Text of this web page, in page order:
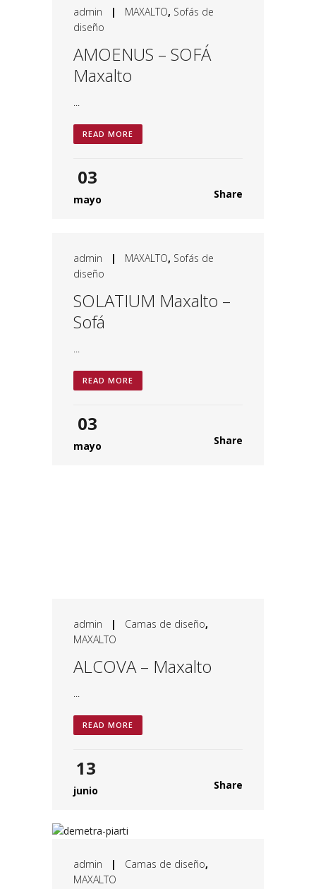
admin | MAXALTO, Sofás de
diseño
AMOENUS – SOFÁ
Maxalto
...
READ MORE
03
mayo Share
admin | MAXALTO, Sofás de
diseño
SOLATIUM Maxalto –
Sofá
...
READ MORE
03
mayo Share
admin | Camas de diseño,
MAXALTO
ALCOVA – Maxalto
READ MORE
13
junio Share
admin | Camas de diseño,
MAXALTO